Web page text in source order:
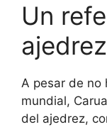
Un
A pesar de no
mundial,
del ajedrez,